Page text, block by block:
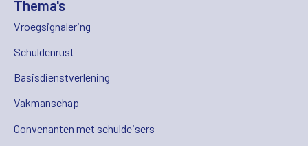
Thema's
Vroegsignalering
Schuldenrust
Basisdienstverlening
Vakmanschap
Convenanten met schuldeisers